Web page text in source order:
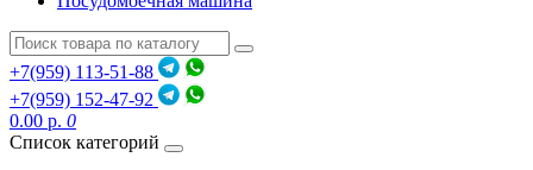
+7(959) 113-51-88
+7(959) 152-47-92
0.00 р. 0
Список категорий